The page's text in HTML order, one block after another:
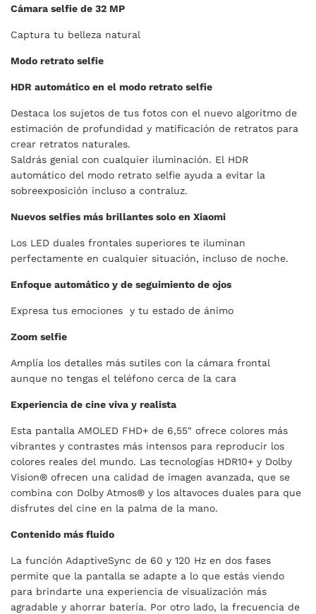
Cámara selfie de 32 MP
Captura tu belleza natural
Modo retrato selfie
HDR automático en el modo retrato selfie
Destaca los sujetos de tus fotos con el nuevo algoritmo de
estimación de profundidad y matificación de retratos para
crear retratos naturales.
Saldrás genial con cualquier iluminación. El HDR
automático del modo retrato selfie ayuda a evitar la
sobreexposición incluso a contraluz.
Nuevos selfies más brillantes solo en Xiaomi
Los LED duales frontales superiores te iluminan
perfectamente en cualquier situación, incluso de noche.
Enfoque automático y de seguimiento de ojos
Expresa tus emociones y tu estado de ánimo
Zoom selfie
Amplía los detalles más sutiles con la cámara frontal
aunque no tengas el teléfono cerca de la cara
Experiencia de cine viva y realista
Esta pantalla AMOLED FHD+ de 6,55" ofrece colores más
vibrantes y contrastes más intensos para reproducir los
colores reales del mundo. Las tecnologías HDR10+ y Dolby
Vision® ofrecen una calidad de imagen avanzada, que se
combina con Dolby Atmos® y los altavoces duales para que
disfrutes del cine en la palma de la mano.
Contenido más fluido
La función AdaptiveSync de 60 y 120 Hz en dos fases
permite que la pantalla se adapte a lo que estás viendo
para brindarte una experiencia de visualización más
agradable y ahorrar batería. Por otro lado, la frecuencia de